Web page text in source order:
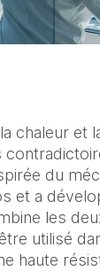
chaleur et
du
et a
les
utilisé
haute